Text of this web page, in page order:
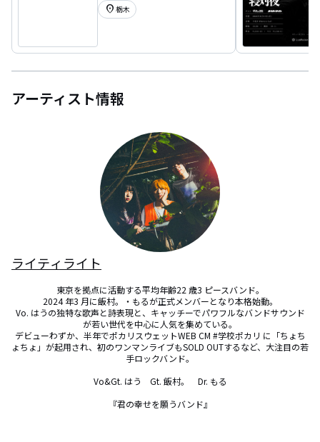
location_on 栃木
アーティスト情報
ライティライト
東京を拠点に活動する平均年齢22 歳3 ピースバンド。
2024 年3 月に飯村。・もるが正式メンバーとなり本格始動。
Vo. はうの独特な歌声と詩表現と、キャッチーでパワフルなバンドサウンド
が若い世代を中心に人気を集めている。
デビューわずか、半年でポカリスウェットWEB CM #学校ポカリ に「ちょち
ょちょ」が起用され、初のワンマンライブもSOLD OUTするなど、大注目の若
手ロックバンド。
Vo&Gt. はう　Gt. 飯村。　Dr. もる
『君の幸せを願うバンド』